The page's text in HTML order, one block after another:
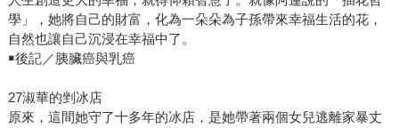
學」，她將自己的財富，化為一朵朵為子孫帶來幸福生活的花，
自然也讓自己沉浸在幸福中了。
￭後記／胰臟癌與乳癌
27淑華的剉冰店
原來，這間她守了十多年的冰店，是她帶著兩個女兒逃離家暴丈